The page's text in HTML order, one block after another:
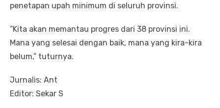
penetapan upah minimum di seluruh provinsi.
“Kita akan memantau progres dari 38 provinsi ini.
Mana yang selesai dengan baik, mana yang kira-kira
belum,” tuturnya.
Jurnalis: Ant
Editor: Sekar S